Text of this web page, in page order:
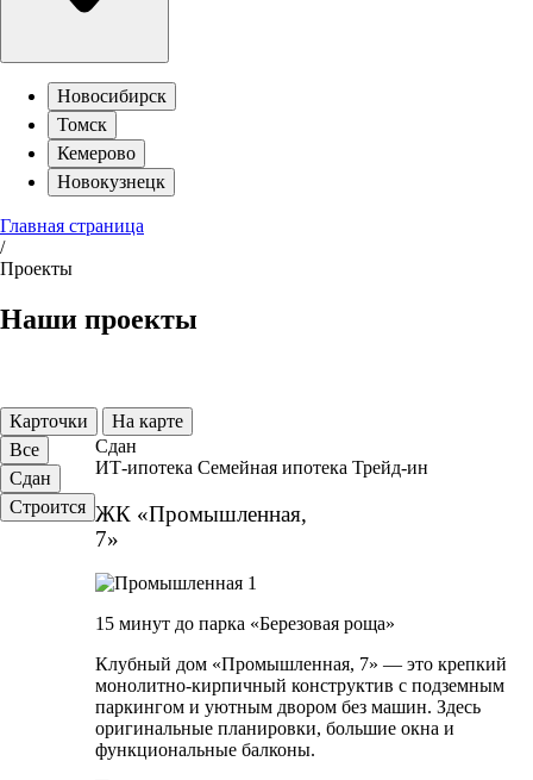
Новосибирск
Томск
Кемерово
Новокузнецк
Главная страница
/
Проекты
Наши проекты
Карточки
На карте
Все
Сдан
Строится
Сдан
ИТ-ипотека Семейная ипотека Трейд-ин
ЖК «Промышленная,
7»
15 минут до парка «Березовая роща»
Клубный дом «Промышленная, 7» — это крепкий
монолитно-кирпичный конструктив с подземным
паркингом и уютным двором без машин. Здесь
оригинальные планировки, большие окна и
функциональные балконы.